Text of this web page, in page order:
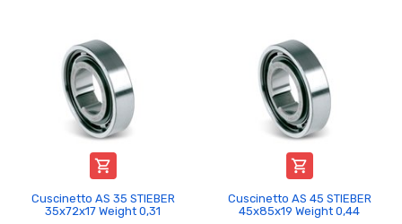

Cuscinetto AS 35 STIEBER
35x72x17 Weight 0,31

Cuscinetto AS 45 STIEBER
45x85x19 Weight 0,44